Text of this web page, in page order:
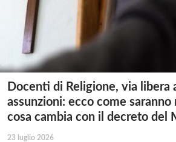
Docenti di Religione, via libera
assunzioni: ecco come
cosa cambia con il decreto del
23 luglio 2026